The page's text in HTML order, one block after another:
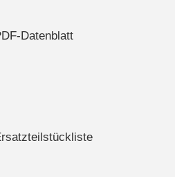
Datenblatt